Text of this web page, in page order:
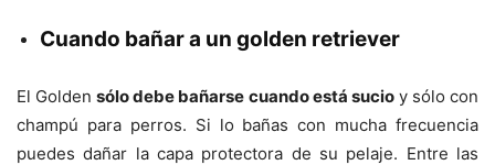
Cuando bañar a un golden retriever
El Goldensólo debe bañarse cuando está sucioy sólo con
champú para perros. Si lo bañas con mucha frecuencia
puedes dañar la capa protectora de su pelaje. Entre las